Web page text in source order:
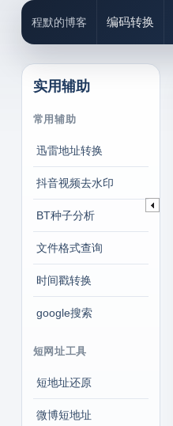
程默的博客 编码转换
实用辅助
常用辅助
迅雷地址转换
抖音视频去水印
BT种子分析
文件格式查询
时间戳转换
google搜索
短网址工具
短地址还原
微博短地址